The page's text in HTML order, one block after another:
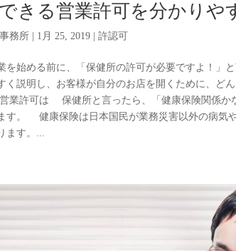
きる営業許可を分かりや
務所 1月 25, 2019 |許認可
を始める前に、「保健所の許可が必要ですよ！
く説明し、お客様が自分のお店を開くために、ど
業許可は 保健所と言ったら、「健康保険関係か
す。 健康保険は日本国民が業務災害以外の病気
ます。...